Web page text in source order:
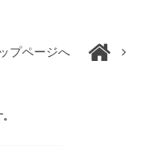
プページへ